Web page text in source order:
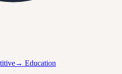
→ Education